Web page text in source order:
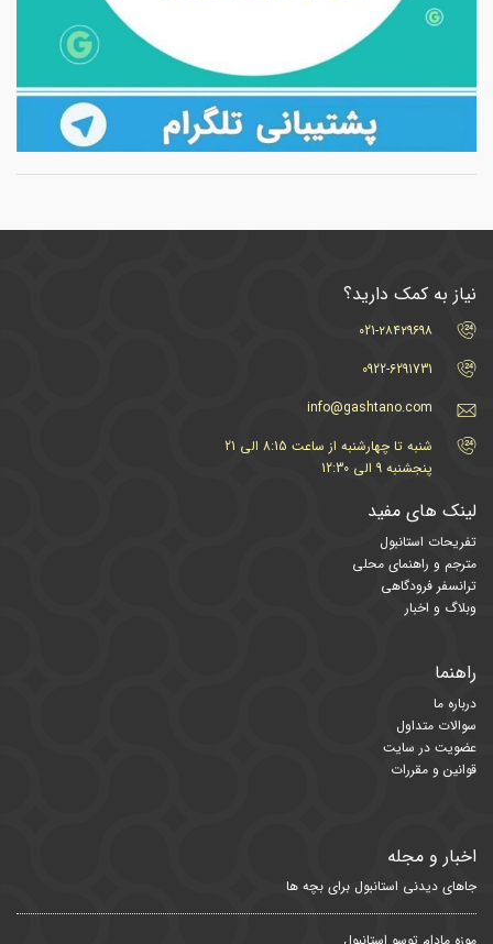
نیاز به کمک دارید؟
021-۲۸۴۲۹۶۹۸
0922-6291731
info@gashtano.com
شنبه تا چهارشنبه از ساعت 8:15 الی 21
پنجشنبه 9 الی 12:30
لینک های مفید
تفریحات استانبول
مترجم و راهنمای محلی
ترانسفر فرودگاهی
وبلاگ و اخبار
راهنما
درباره ما
سوالات متداول
عضویت در سایت
قوانین و مقررات
اخبار و مجله
جاهای دیدنی استانبول برای بچه ها